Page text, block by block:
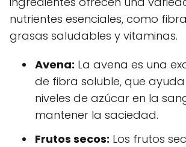
nutrientes esenciales, como
grasas saludables y vitaminas.
Avena: La avena es una
de fibra soluble, que
niveles de azúcar en la
mantener la saciedad.
Frutos secos: Los frutos